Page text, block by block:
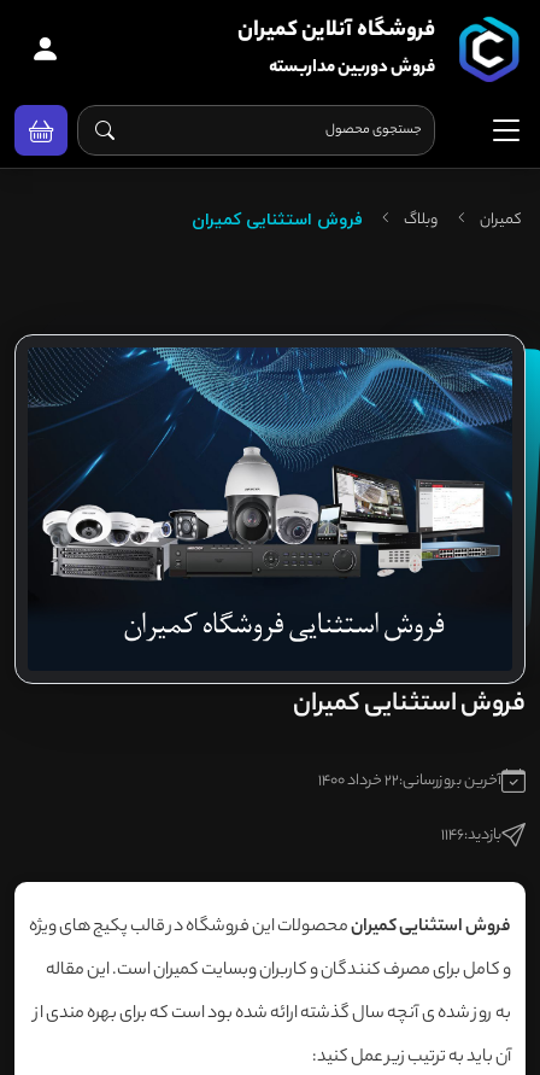
فروشگاه آنلاین کمیران
فروش دوربین مداربسته
کمیران وبلاگ فروش استثنایی کمیران
فروش استثنایی کمیران
آخرین بروزرسانی:22 خرداد 1400
بازدید:1146
فروش استثنایی کمیرانمحصولات این فروشگاه در قالب پکیج های ویژه
و کامل برای مصرف کنندگان و کاربران وبسایت کمیران است. این مقاله
به روز شده ی آنچه سال گذشته ارائه شده بود است که برای بهره مندی از
آن باید به ترتیب زیر عمل کنید: